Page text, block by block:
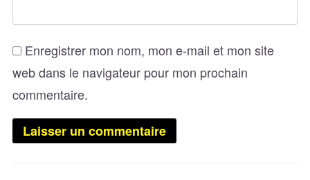
Enregistrer mon nom, mon e-mail et mon site
web dans le navigateur pour mon prochain
commentaire.